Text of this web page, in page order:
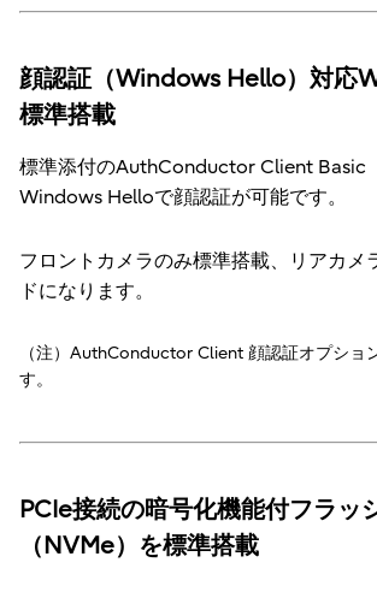
顔認証（Windows Hello）対応
標準搭載
標準添付のAuthConductor Client Basic
Windows Helloで顔認証が可能です。
フロントカメラのみ標準搭載、リアカメ
ドになります。
（注）AuthConductor Client 顔認証オプショ
す。
PCIe接続の暗号化機能付フラッ
（NVMe）を標準搭載